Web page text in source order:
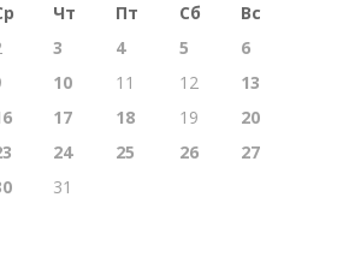
Чт Пт Сб
Вс
3 4 5
6
10 11 12
13
17 18 19
20
24 25 26
27
31